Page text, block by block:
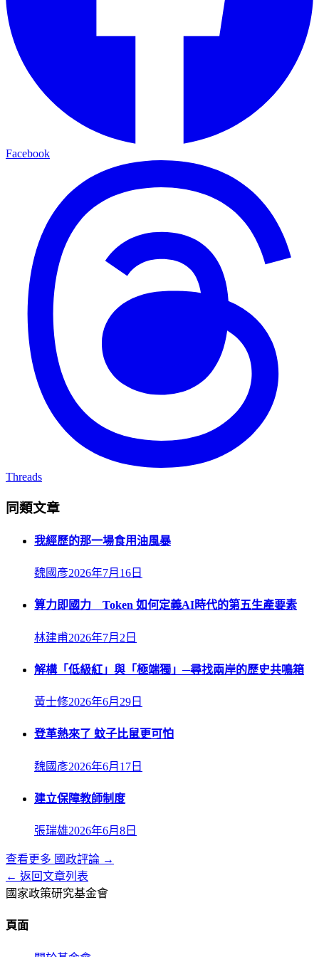
Facebook
Threads
同類文章
我經歷的那一場食用油風暴
魏國彥2026年7月16日
算力即國力 Token 如何定義AI時代的第五生產要素
林建甫2026年7月2日
解構「低級紅」與「極端獨」─尋找兩岸的歷史共鳴箱
黃士修2026年6月29日
登革熱來了 蚊子比鼠更可怕
魏國彥2026年6月17日
建立保障教師制度
張瑞雄2026年6月8日
查看更多 國政評論 →
← 返回文章列表
國家政策研究基金會
頁面